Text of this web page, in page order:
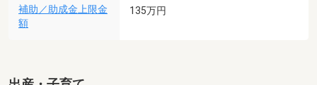
補助／助成金上限金
額
135万円